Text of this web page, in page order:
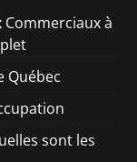
Commerciaux à
Québec
sont les